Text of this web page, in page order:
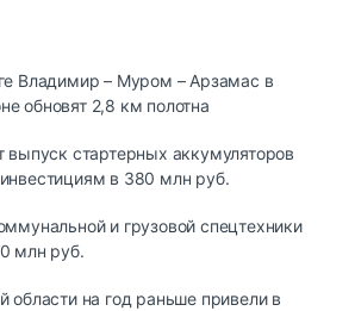
Владимир – Муром – Арзамас в
обновят 2,8 км полотна
выпуск стартерных аккумуляторов
в 380 млн руб.
и грузовой спецтехники
млн руб.
области на год раньше привели в